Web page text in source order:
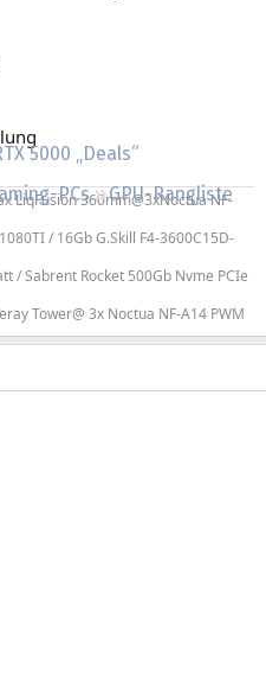
5000 „Deals“
PCs
GPU-Rangliste
LiqFusion 360mm@3xNoctua NF-
/ 16Gb G.Skill F4-3600C15D-
/ Sabrent Rocket 500Gb Nvme PCIe
Tower@ 3x Noctua NF-A14 PWM